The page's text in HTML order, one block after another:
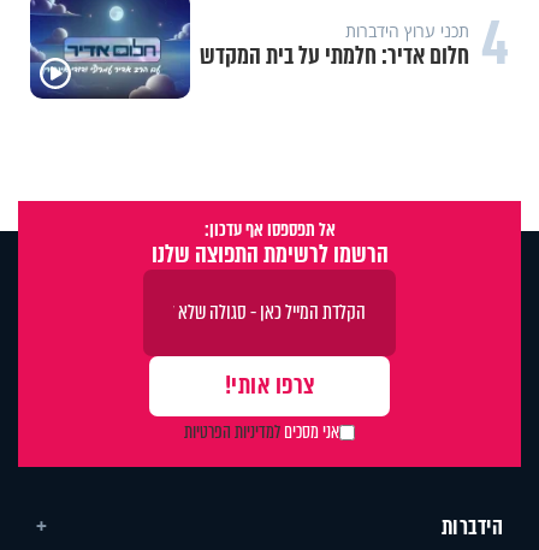
4 תכני ערוץ הידברות
חלום אדיר: חלמתי על בית המקדש
אל תפספסו אף עדכון:
הרשמו לרשימת התפוצה שלנו
אני מסכיםלמדיניות הפרטיות
הידברות